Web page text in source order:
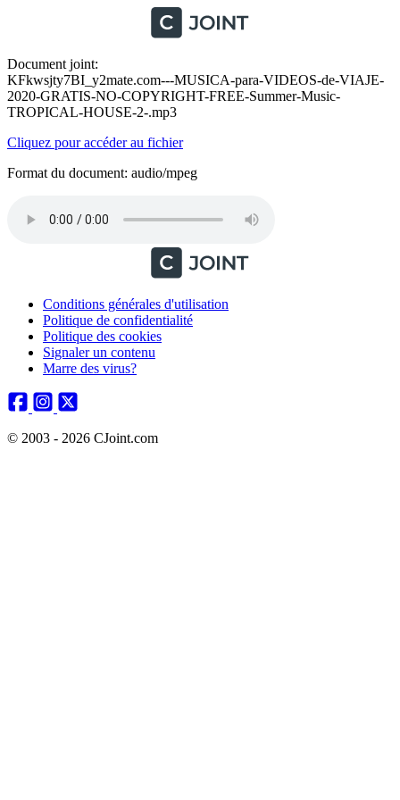
Document joint:
KFkwsjty7BI_y2mate.com---MUSICA-para-VIDEOS-de-VIAJE-
2020-GRATIS-NO-COPYRIGHT-FREE-Summer-Music-
TROPICAL-HOUSE-2-.mp3
Cliquez pour accéder au fichier
Format du document: audio/mpeg
Conditions générales d'utilisation
Politique de confidentialité
Politique des cookies
Signaler un contenu
Marre des virus?
© 2003 - 2026 CJoint.com